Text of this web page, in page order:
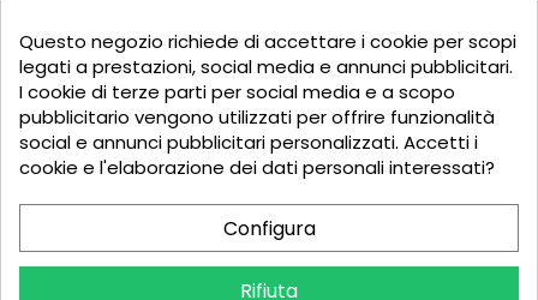
Zietenstr. 9
12244 Berlin
Tel: +49 (0)30 2357 3470
info@top-amenities.com
Questo negozio richiede di accettare i cookie per scopi
legati a prestazioni, social media e annunci pubblicitari.
I cookie di terze parti per social media e a scopo
pubblicitario vengono utilizzati per offrire funzionalità
social e annunci pubblicitari personalizzati. Accetti i
cookie e l'elaborazione dei dati personali interessati?
Configura
Rifiuta